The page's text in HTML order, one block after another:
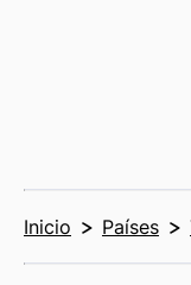
Inicio Países